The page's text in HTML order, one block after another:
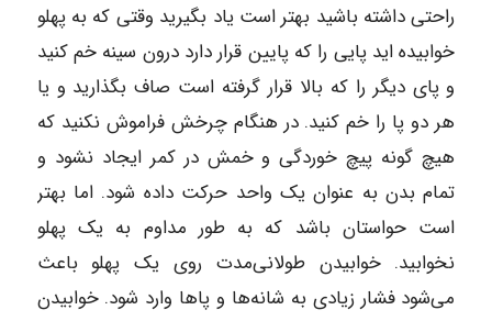
راحتی داشته باشید بهتر است یاد بگیرید وقتی که به پهلو
خوابیده اید پایی را که پایین قرار دارد درون سینه خم کنید
و پای دیگر را که بالا قرار گرفته است صاف بگذارید و یا
هر دو پا را خم کنید. در هنگام چرخش فراموش نکنید که
هیچ گونه پیچ خوردگی و خمش در کمر ایجاد نشود و
تمام بدن به عنوان یک واحد حرکت داده شود. اما بهتر
است حواستان باشد که به طور مداوم به یک پهلو
نخوابید. خوابیدن طولانی‌مدت روی یک پهلو باعث
می‌شود فشار زیادی به شانه‌ها و پاها وارد شود. خوابیدن